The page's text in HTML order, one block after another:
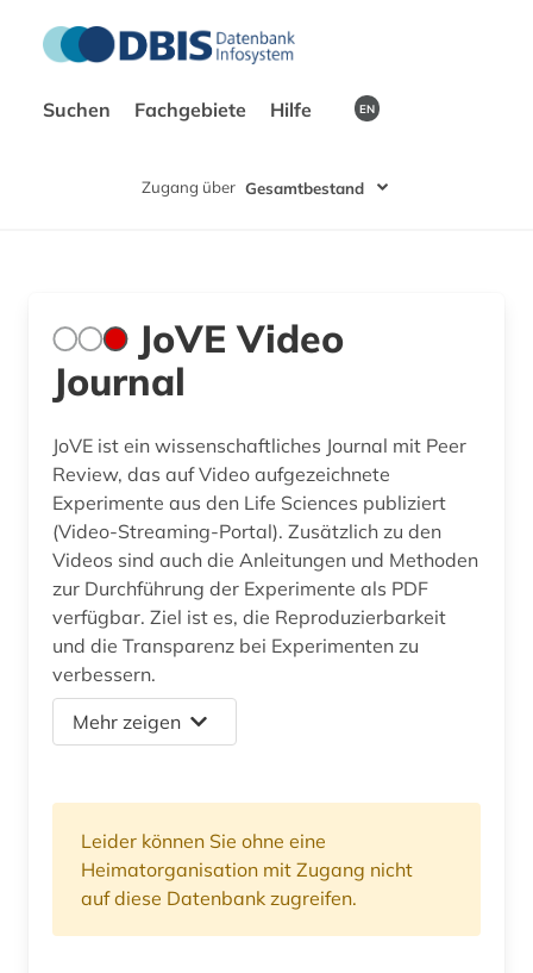
Suchen Fachgebiete Hilfe EN
Zugang über Gesamtbestand
JoVE Video
Journal
JoVE ist ein wissenschaftliches Journal mit Peer
Review, das auf Video aufgezeichnete
Experimente aus den Life Sciences publiziert
(Video-Streaming-Portal). Zusätzlich zu den
Videos sind auch die Anleitungen und Methoden
zur Durchführung der Experimente als PDF
verfügbar. Ziel ist es, die Reproduzierbarkeit
und die Transparenz bei Experimenten zu
verbessern.
Mehr zeigen
Leider können Sie ohne eine
Heimatorganisation mit Zugang nicht
auf diese Datenbank zugreifen.